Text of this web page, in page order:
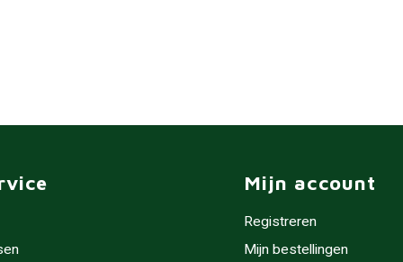
Mijn account
Registreren
Mijn bestellingen